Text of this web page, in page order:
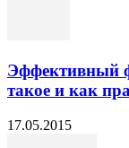
Эффективный
такое и как
17.05.2015